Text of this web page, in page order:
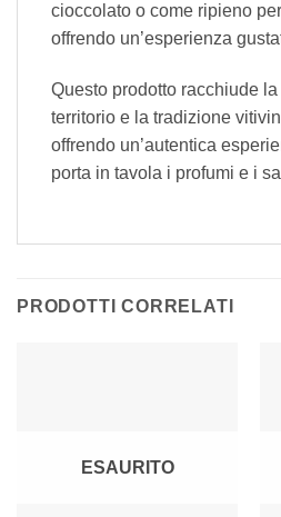
cioccolato o come ripieno
offrendo un’esperienza
Questo prodotto racchiude la
territorio e la tradizione
offrendo un’autentica
porta in tavola i profumi e i
PRODOTTI CORRELATI
ESAURITO